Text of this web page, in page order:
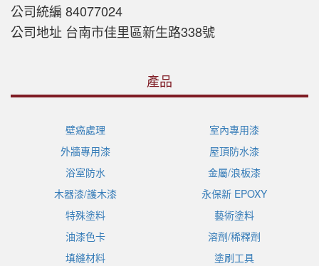
公司統編 84077024
公司地址 台南市佳里區新生路338號
產品
壁癌處理
室內專用漆
外牆專用漆
屋頂防水漆
浴室防水
金屬/浪板漆
木器漆/護木漆
永保新 EPOXY
特殊塗料
藝術塗料
油漆色卡
溶劑/稀釋劑
填縫材料
塗刷工具